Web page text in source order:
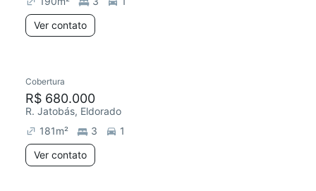
Ver contato
Cobertura
R$ 680.000
R. Jatobás, Eldorado
181m² 3
1
Ver contato